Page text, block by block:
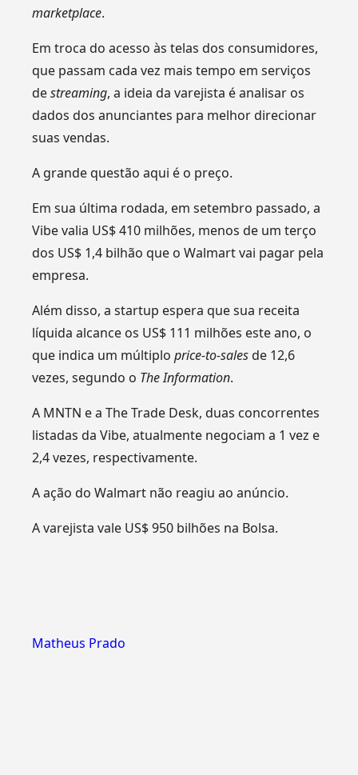
marketplace.
Em troca do acesso às telas dos consumidores,
que passam cada vez mais tempo em serviços
destreaming, a ideia da varejista é analisar os
dados dos anunciantes para melhor direcionar
suas vendas.
A grande questão aqui é o preço.
Em sua última rodada, em setembro passado, a
Vibe valia US$ 410 milhões, menos de um terço
dos US$ 1,4 bilhão que o Walmart vai pagar pela
empresa.
Além disso, a startup espera que sua receita
líquida alcance os US$ 111 milhões este ano, o
que indica um múltiploprice-to-salesde 12,6
vezes, segundo o The Information.
A MNTN e a The Trade Desk, duas concorrentes
listadas da Vibe, atualmente negociam a 1 vez e
2,4 vezes, respectivamente.
A ação do Walmart não reagiu ao anúncio.
A varejista vale US$ 950 bilhões na Bolsa.
Matheus Prado